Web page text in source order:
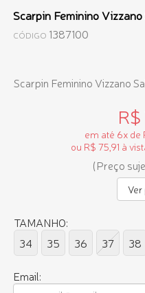
Scarpin Feminino
CÓDIGO 1387100
Scarpin Feminino Vizzano
em até 6x de
ou R$ 75,91 à
(Preço
Ver
TAMANHO:
34
35 36 37 38
Email: